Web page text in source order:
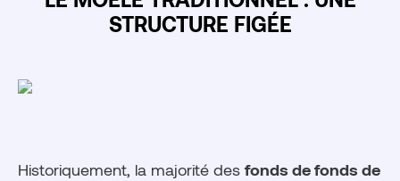
STRUCTURE FIGÉE
Historiquement, la majorité des fonds de fonds de